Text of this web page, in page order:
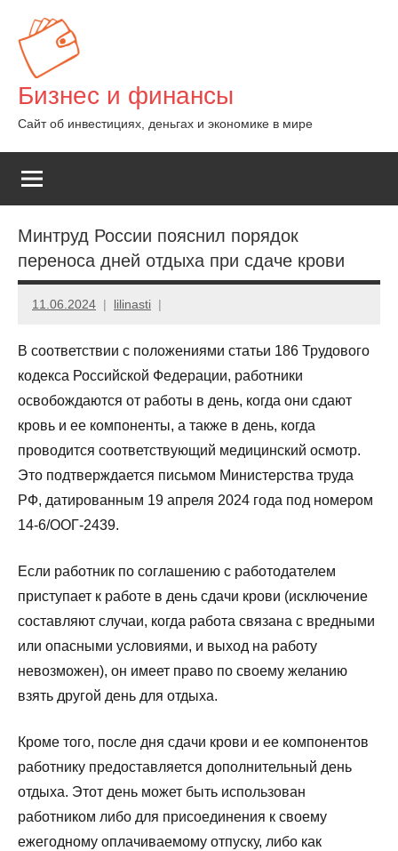
содержимому
Бизнес и финансы
Сайт об инвестициях, деньгах и экономике в мире
Минтруд России пояснил порядок
переноса дней отдыха при сдаче крови
11.06.2024 lilinasti
В соответствии с положениями статьи 186 Трудового
кодекса Российской Федерации, работники
освобождаются от работы в день, когда они сдают
кровь и ее компоненты, а также в день, когда
проводится соответствующий медицинский осмотр.
Это подтверждается письмом Министерства труда
РФ, датированным 19 апреля 2024 года под номером
14-6/ООГ-2439.
Если работник по соглашению с работодателем
приступает к работе в день сдачи крови (исключение
составляют случаи, когда работа связана с вредными
или опасными условиями, и выход на работу
невозможен), он имеет право по своему желанию
взять другой день для отдыха.
Кроме того, после дня сдачи крови и ее компонентов
работнику предоставляется дополнительный день
отдыха. Этот день может быть использован
работником либо для присоединения к своему
ежегодному оплачиваемому отпуску, либо как